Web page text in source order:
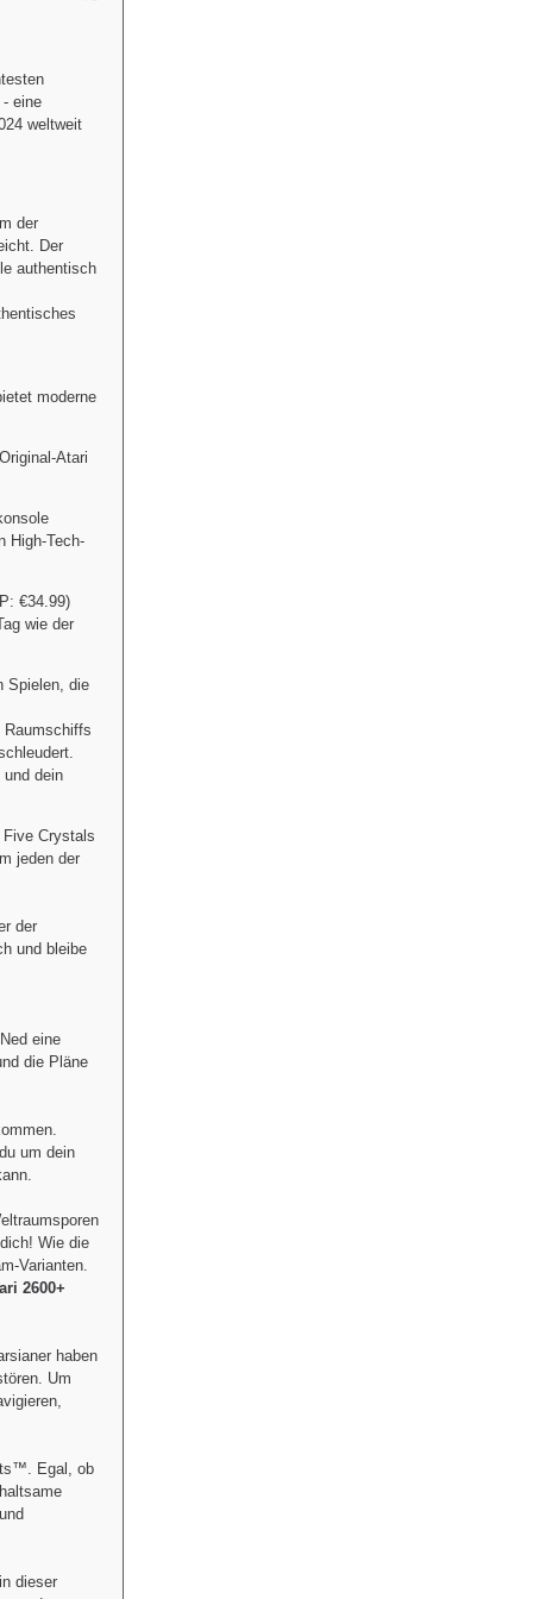
- eine
weltweit
der
Der
authentisch
moderne
Atari
High-Tech-
€34.99)
wie der
Spielen, die
Raumschiffs
dein
Crystals
jeden der
der
und bleibe
eine
die Pläne
um dein
Wie die
Varianten.
2600+
haben
Um
Egal, ob
dieser